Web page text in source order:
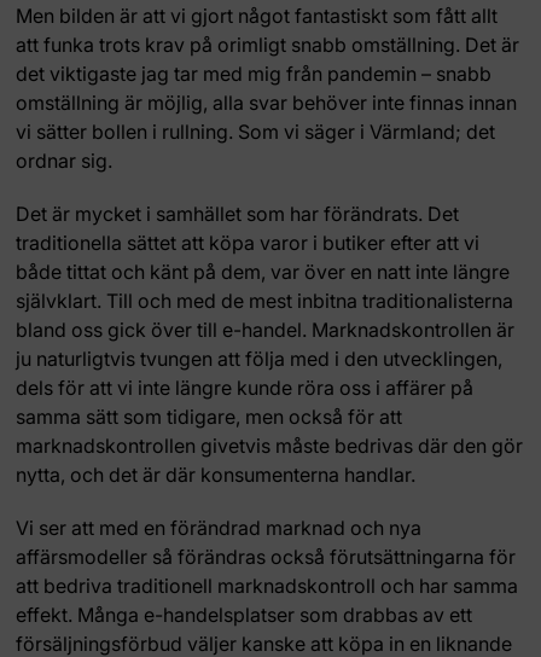
Men bilden är att vi gjort något fantastiskt som fått allt
att funka trots krav på orimligt snabb omställning. Det är
det viktigaste jag tar med mig från pandemin – snabb
omställning är möjlig, alla svar behöver inte finnas innan
vi sätter bollen i rullning. Som vi säger i Värmland; det
ordnar sig.
Det är mycket i samhället som har förändrats. Det
traditionella sättet att köpa varor i butiker efter att vi
både tittat och känt på dem, var över en natt inte längre
självklart. Till och med de mest inbitna traditionalisterna
bland oss gick över till e-handel. Marknadskontrollen är
ju naturligtvis tvungen att följa med i den utvecklingen,
dels för att vi inte längre kunde röra oss i affärer på
samma sätt som tidigare, men också för att
marknadskontrollen givetvis måste bedrivas där den gör
nytta, och det är där konsumenterna handlar.
Vi ser att med en förändrad marknad och nya
affärsmodeller så förändras också förutsättningarna för
att bedriva traditionell marknadskontroll och har samma
effekt. Många e-handelsplatser som drabbas av ett
försäljningsförbud väljer kanske att köpa in en liknande